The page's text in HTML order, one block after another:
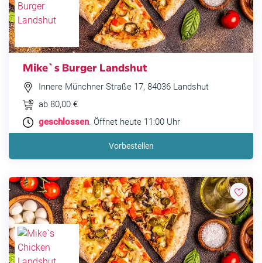
Mike`s Burger Landshut
Innere Münchner Straße 17, 84036 Landshut
ab 80,00 €
geschlossen. Öffnet heute 11:00 Uhr
Vorbestellen